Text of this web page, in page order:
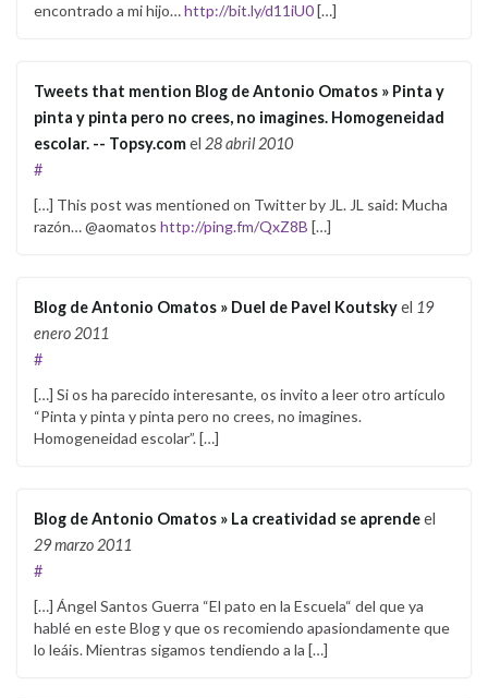
encontrado a mi hijo…http://bit.ly/d11iU0[…]
Tweets that mention Blog de Antonio Omatos » Pinta y
pinta y pinta pero no crees, no imagines. Homogeneidad
escolar. -- Topsy.comel 28 abril 2010
#
[…] This post was mentioned on Twitter by JL. JL said: Mucha
razón… @aomatos http://ping.fm/QxZ8B […]
Blog de Antonio Omatos » Duel de Pavel Koutskyel 19
enero 2011
#
[…] Si os ha parecido interesante, os invito a leer otro artículo
“Pinta y pinta y pinta pero no crees, no imagines.
Homogeneidad escolar”. […]
Blog de Antonio Omatos » La creatividad se aprendeel
29 marzo 2011
#
[…] Ángel Santos Guerra “El pato en la Escuela“ del que ya
hablé en este Blog y que os recomiendo apasiondamente que
lo leáis. Mientras sigamos tendiendo a la […]